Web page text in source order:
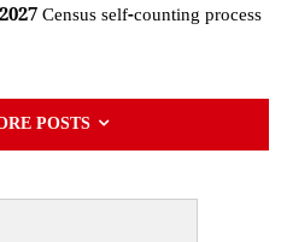
Census self-counting process
POSTS